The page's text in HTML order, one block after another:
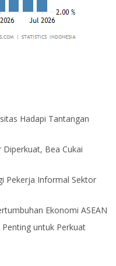
Hadapi Tantangan
Bea Cukai
Pekerja Informal Sektor
Ekonomi ASEAN
untuk Perkuat